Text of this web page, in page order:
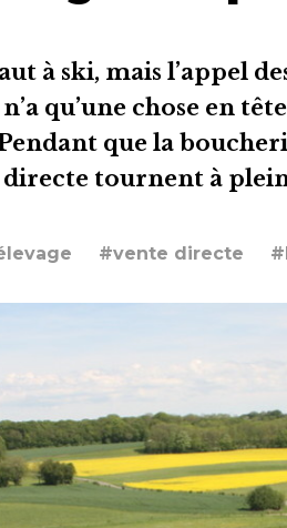
à ski, mais l’appel
qu’une chose en
que la
directe tournent à
#vente directe